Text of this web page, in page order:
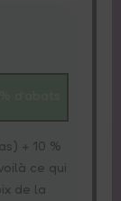
+ 10 %
ce qui
de la